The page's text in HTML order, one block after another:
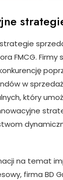
FMCG.
w
który
na temat
firma BD